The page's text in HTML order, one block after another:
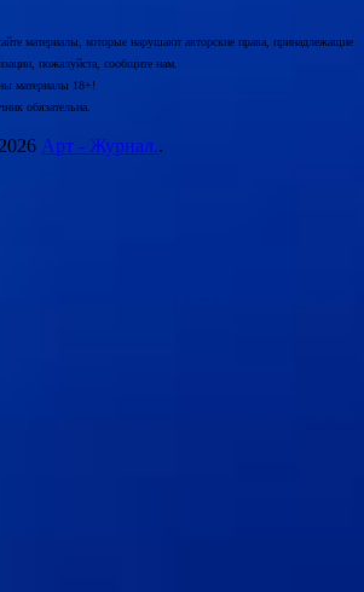
материалы, которые нарушают авторские права, принадлежащие
пожалуйста, сообщите нам.
материалы 18+!
обязательна.
Арт - Журнал..